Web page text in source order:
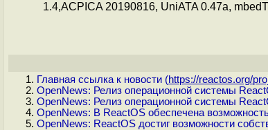
1.4,ACPICA 20190816, UniATA 0.47a,
Главная ссылка к новости (https://reactos.org/
OpenNews: Релиз операционной системы
OpenNews: Релиз операционной системы
OpenNews: В ReactOS обеспечена
OpenNews: ReactOS достиг возможности